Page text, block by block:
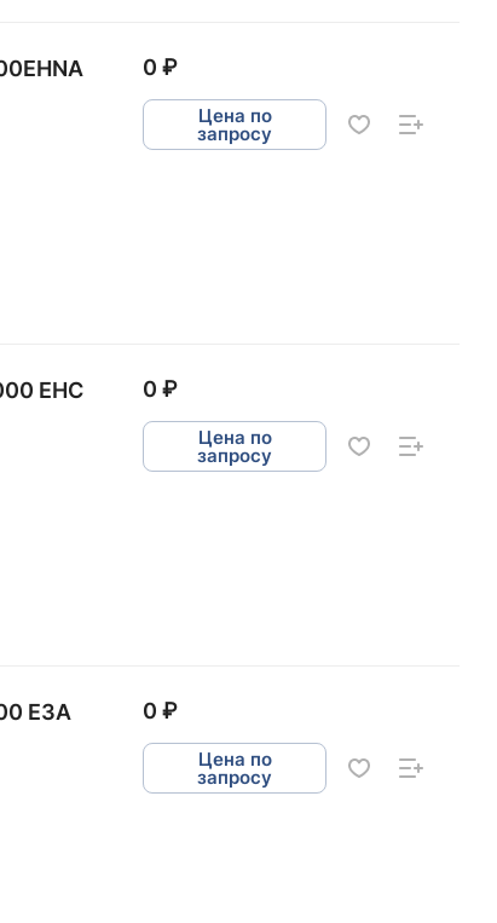
0 ₽
Цена по
запросу
EHC 0 ₽
Цена по
запросу
E3A 0 ₽
Цена по
запросу